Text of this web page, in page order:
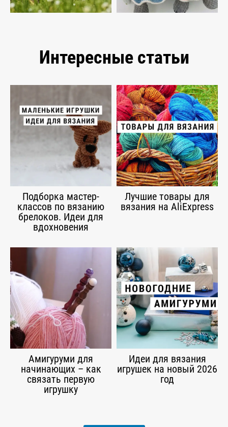
Интересные статьи
Подборка мастер-
классов по вязанию
брелоков. Идеи для
вдохновения
Лучшие товары для
вязания на AliExpress
Амигуруми для
начинающих – как
связать первую
игрушку
Идеи для вязания
игрушек на новый 2026
год